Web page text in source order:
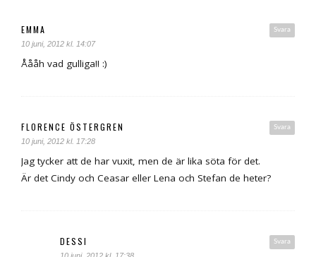
Svara
EMMA
10 juni, 2012 kl. 14:07
Åååh vad gulliga!! :)
Svara
FLORENCE ÖSTERGREN
10 juni, 2012 kl. 17:28
Jag tycker att de har vuxit, men de är lika söta för det.
Är det Cindy och Ceasar eller Lena och Stefan de heter?
Svara
DESSI